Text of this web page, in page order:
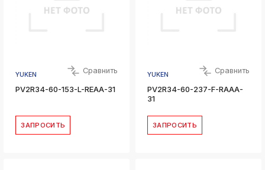
YUKEN Сравнить
PV2R34-60-153-L-REAA-31
ЗАПРОСИТЬ
YUKEN Сравнить
PV2R34-60-237-F-RAAA-
31
ЗАПРОСИТЬ